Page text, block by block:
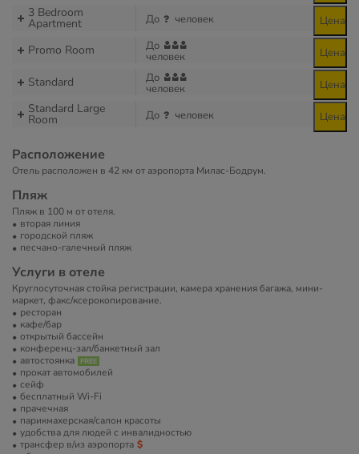
3 Bedroom
Apartment До человек Цена
Promo Room До
человек Цена
Standard До
человек Цена
Standard Large
Room До человек Цена
Расположение
Отель расположен в 42 км от аэропорта Милас-Бодрум.
Пляж
Пляж в 100 м от отеля.
вторая линия
городской пляж
песчано-галечный пляж
Услуги в отеле
Круглосуточная стойка регистрации, камера хранения багажа, мини-
маркет, факс/ксерокопирование.
ресторан
кафе/бар
открытый бассейн
конференц-зал/банкетный зал
автостоянка
прокат автомобилей
сейф
бесплатный Wi-Fi
прачечная
парикмахерская/салон красоты
удобства для людей с инвалидностью
трансфер в/из аэропорта